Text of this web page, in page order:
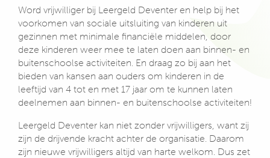
Word vrijwilliger bij Leergeld Deventer en help bij het
voorkomen van sociale uitsluiting van kinderen uit
gezinnen met minimale financiële middelen, door
deze kinderen weer mee te laten doen aan binnen- en
buitenschoolse activiteiten. En draag zo bij aan het
bieden van kansen aan ouders om kinderen in de
leeftijd van 4 tot en met 17 jaar om te kunnen laten
deelnemen aan binnen- en buitenschoolse activiteiten!
Leergeld Deventer kan niet zonder vrijwilligers, want zij
zijn de drijvende kracht achter de organisatie. Daarom
zijn nieuwe vrijwilligers altijd van harte welkom. Dus zet